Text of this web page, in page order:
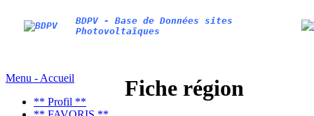
BDPV - Base de Données sites
Photovoltaïques
Menu - Accueil
** Profil **
Fiche région